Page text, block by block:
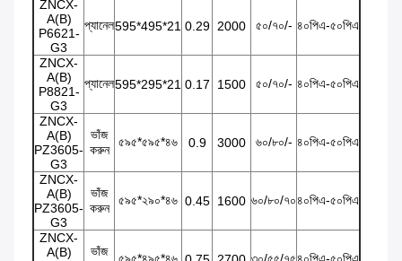
ZNCX-
A(B)
P6621-
G3
প্যানেল595*495*21 0.29 2000 ৫০/৭০/- ৪০পিএ-৫০পিএ
ZNCX-
A(B)
P8821-
G3
প্যানেল595*295*21 0.17 1500 ৫০/৭০/- ৪০পিএ-৫০পিএ
ZNCX-
A(B)
PZ3605-
G3
ভাঁজ
করুন
৫৯৫*৫৯৫*৪৬ 0.9 3000 ৬০/৮০/- ৪০পিএ-৫০পিএ
ZNCX-
A(B)
PZ3605-
G3
ভাঁজ
করুন
৫৯৫*২৯০*৪৬ 0.45 1600 ৬০/৮০/৭০৪০পিএ-৫০পিএ
ZNCX-
A(B)
ভাঁজ